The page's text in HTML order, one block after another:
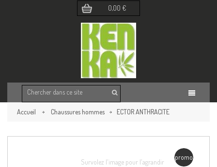
0,00 €
Accueil Chaussures hommes ECTOR ANTHRACITE
promo
Survolez l'image pour l'agrandir